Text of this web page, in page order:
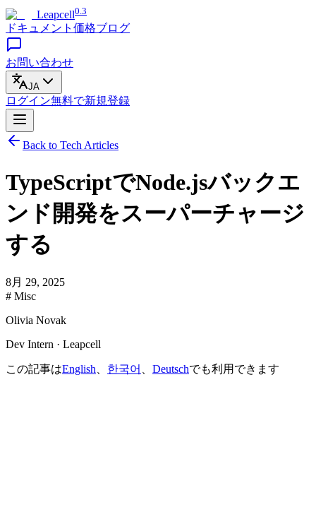
Leapcell0.3
ドキュメント 価格ブログ
お問い合わせ
JA
ログイン無料で新規登録
Back to Tech Articles
TypeScriptでNode.jsバックエ
ンド開発をスーパーチャージ
する
8月 29, 2025
# Misc
Olivia Novak
Dev Intern · Leapcell
この記事はEnglish 한국어 Deutschでも利用できます